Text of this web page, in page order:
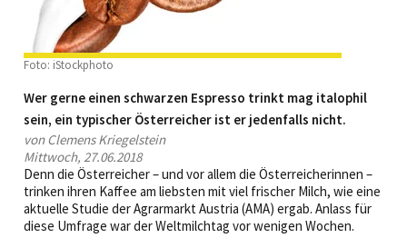
Foto: iStockphoto
Wer gerne einen schwarzen Espresso trinkt mag italophil
sein, ein typischer Österreicher ist er jedenfalls nicht.
von Clemens Kriegelstein
Mittwoch, 27.06.2018
Denn die Österreicher – und vor allem die Österreicherinnen –
trinken ihren Kaffee am liebsten mit viel frischer Milch, wie eine
aktuelle Studie der Agrarmarkt Austria (AMA) ergab. Anlass für
diese Umfrage war der Weltmilchtag vor wenigen Wochen.